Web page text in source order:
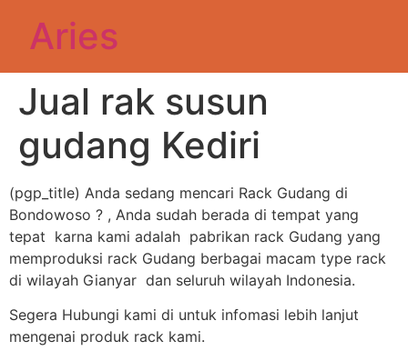
Aries
Jual rak susun
gudang Kediri
(pgp_title) Anda sedang mencari Rack Gudang di
Bondowoso ? , Anda sudah berada di tempat yang
tepat karna kami adalah pabrikan rack Gudang yang
memproduksi rack Gudang berbagai macam type rack
di wilayah Gianyar dan seluruh wilayah Indonesia.
Segera Hubungi kami di untuk infomasi lebih lanjut
mengenai produk rack kami.